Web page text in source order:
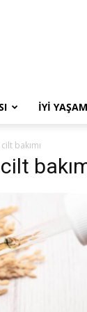
İYI YAŞAM
bakımı